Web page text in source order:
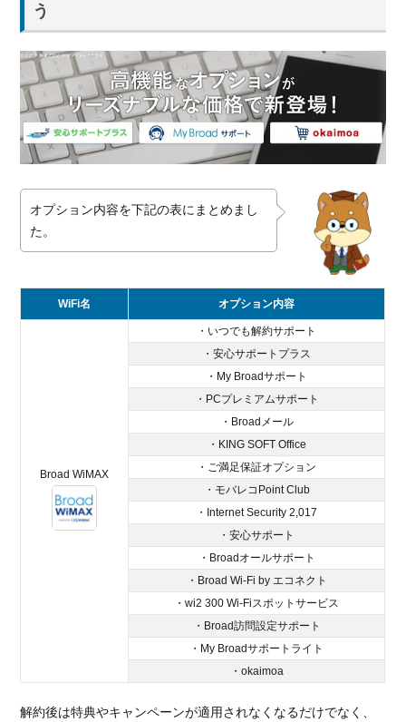
う
オプション内容を下記の表にまとめまし
た。
WiFi名 オプション内容
Broad WiMAX
・いつでも解約サポート
・安心サポートプラス
・My Broadサポート
・PCプレミアムサポート
・Broadメール
・KING SOFT Office
・ご満足保証オプション
・モバレコPoint Club
・Internet Security 2,017
・安心サポート
・Broadオールサポート
・Broad Wi-Fi by エコネクト
・wi2 300 Wi-Fiスポットサービス
・Broad訪問設定サポート
・My Broadサポートライト
・okaimoa
解約後は特典やキャンペーンが適用されなくなるだけでなく、